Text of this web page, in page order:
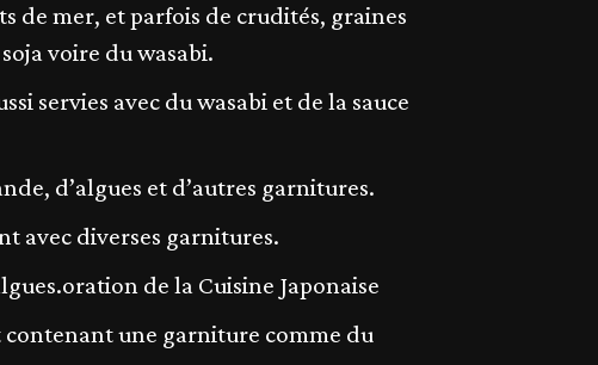
de mer, et parfois de crudités, graines
voire du wasabi.
servies avec du wasabi et de la sauce
d’algues et d’autres garnitures.
avec diverses garnitures.
de la Cuisine Japonaise
contenant une garniture comme du